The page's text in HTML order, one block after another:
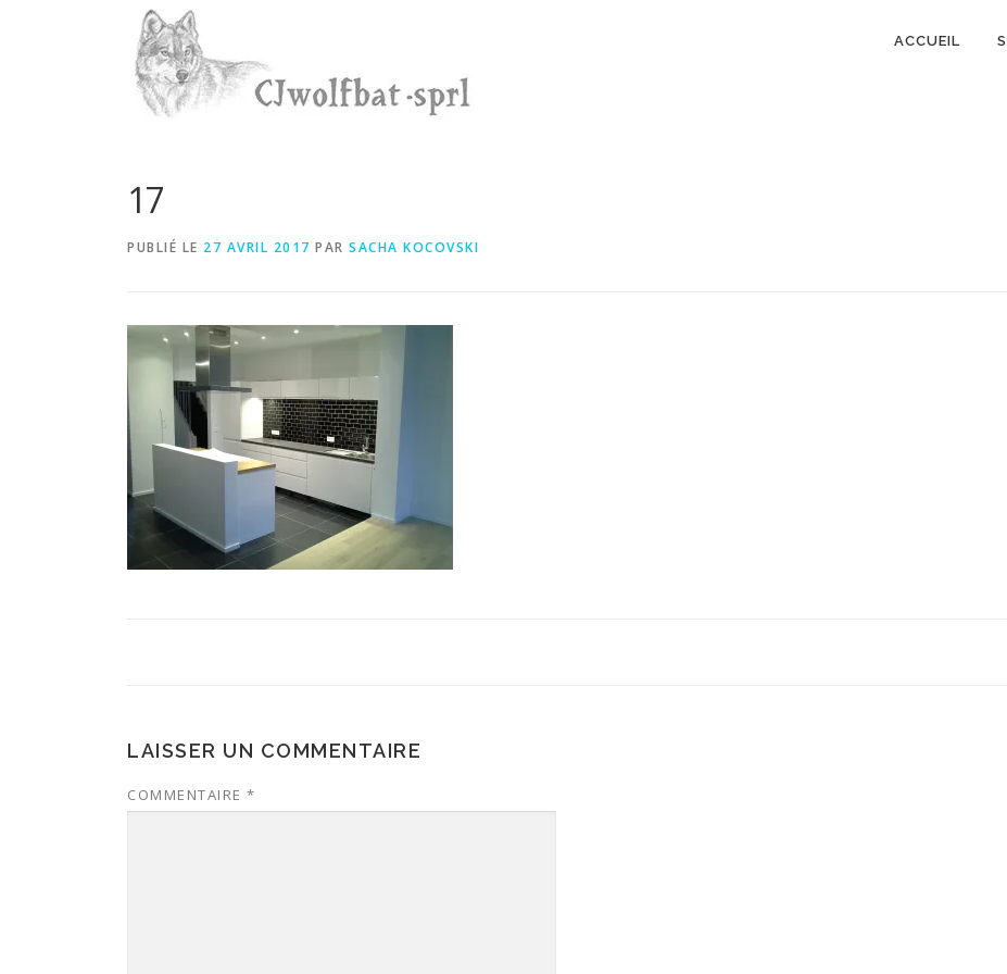
ACCUEIL
17
PUBLIÉ LE 27 AVRIL 2017 PAR SACHA KOCOVSKI
LAISSER UN COMMENTAIRE
COMMENTAIRE *